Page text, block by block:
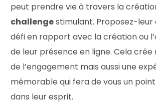
peut prendre vie à travers la
challengestimulant. Proposez-leur
défi en rapport avec la création ou
de leur présence en ligne. Cela
de l’engagement mais aussi une
mémorable qui fera de vous un
dans leur esprit.